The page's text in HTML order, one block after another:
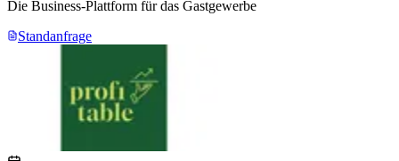
Die Business-Plattform für das Gastgewerbe
Standanfrage